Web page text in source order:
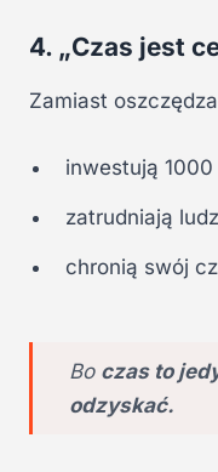
4. „Czas jest
Zamiast
inwestują
zatrudniają
chronią swój
Bo czas to
odzyskać.